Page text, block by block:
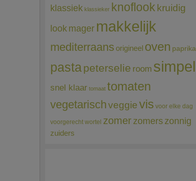
klassiek klassieker knoflook kruidig
look mager makkelijk
mediterraans origineel oven paprika
pastapeterselie room simpel
snel klaar tomaat tomaten
vegetarischveggievis voor elke dag
voorgerecht wortel zomerzomerszonnig
zuiders